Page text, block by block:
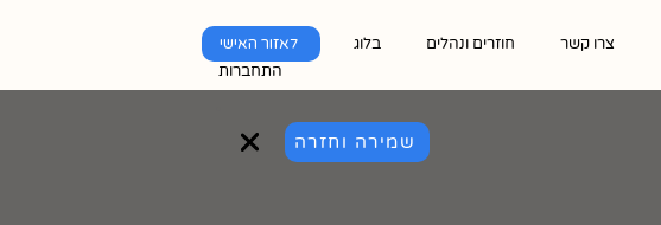
לאזור האישי
התחברות
צרו קשר חוזרים ונהלים בלוג
שמירה וחזרה